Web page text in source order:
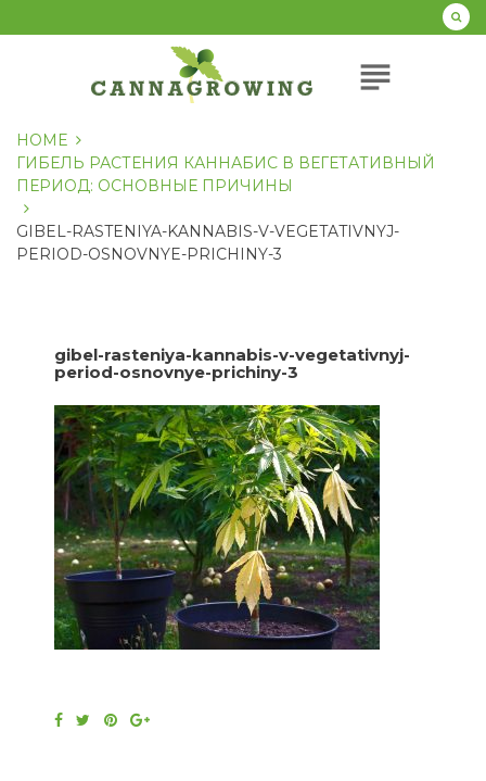
к
subject
HOME
ГИБЕЛЬ РАСТЕНИЯ КАННАБИС В ВЕГЕТАТИВНЫЙ
ПЕРИОД: ОСНОВНЫЕ ПРИЧИНЫ
GIBEL-RASTENIYA-KANNABIS-V-VEGETATIVNYJ-
PERIOD-OSNOVNYE-PRICHINY-3
gibel-rasteniya-kannabis-v-vegetativnyj-
period-osnovnye-prichiny-3
Facebook
TwitterPinterestGoogle+